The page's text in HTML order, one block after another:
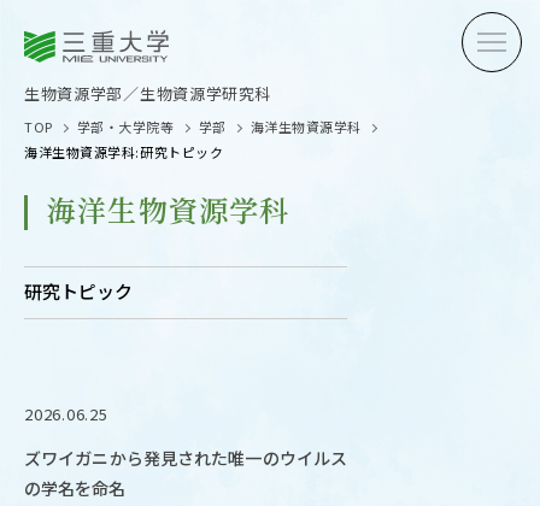
生物資源学部 生物資源学研究科
TOP 学部・大学院等 学部
海洋生物資源学科
海洋生物資源学科:研究トピック
海洋生物資源学科
研究トピック
2026.06.25
ズワイガニから発見された唯一のウイルス
の学名を命名